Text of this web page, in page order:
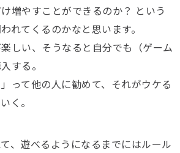
増やすことができるのか？ という
れてくるのかなと思います。
しい、そうなると自分でも（ゲーム
する。
って他の人に勧めて、それがウケる
く。
、遊べるようになるまでにはルール